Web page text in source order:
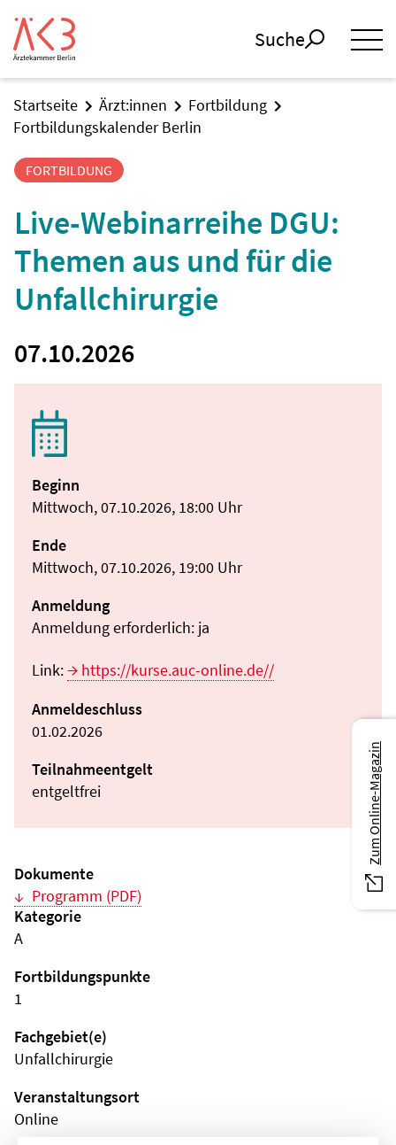
Suche
Startseite Ärzt:innen
Fortbildung
Fortbildungskalender Berlin
FORTBILDUNG
Live-Webinarreihe DGU:
Themen aus und für die
Unfallchirurgie
07.10.2026
Beginn
Mittwoch, 07.10.2026, 18:00 Uhr
Ende
Mittwoch, 07.10.2026, 19:00 Uhr
Anmeldung
Anmeldung erforderlich: ja
Link:
https://kurse.auc-online.de//
Anmeldeschluss
01.02.2026
Teilnahmeentgelt
entgeltfrei
Dokumente
Programm (PDF)
Kategorie
A
Fortbildungspunkte
1
Fachgebiet(e)
Unfallchirurgie
Veranstaltungsort
Online
Zum Online-Magazin